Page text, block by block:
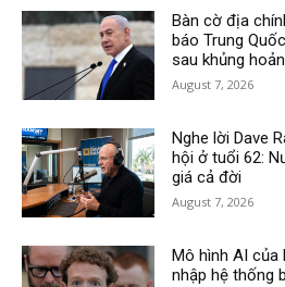
Bàn cờ địa
báo Trung
sau khủng
August 7, 2026
Nghe lời Dave
hội ở tuổi 62:
giá cả đời
August 7, 2026
Mô hình AI
nhập hệ thống